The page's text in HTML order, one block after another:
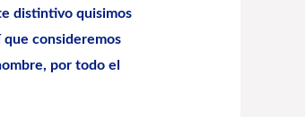
distintivo quisimos
que consideremos
por todo el